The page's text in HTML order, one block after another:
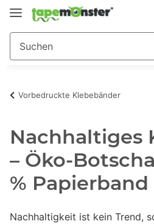
Vorbedruckte Klebebänder
Nachhaltiges
– Öko-
% Papierband
Nachhaltigkeit ist kein Trend,